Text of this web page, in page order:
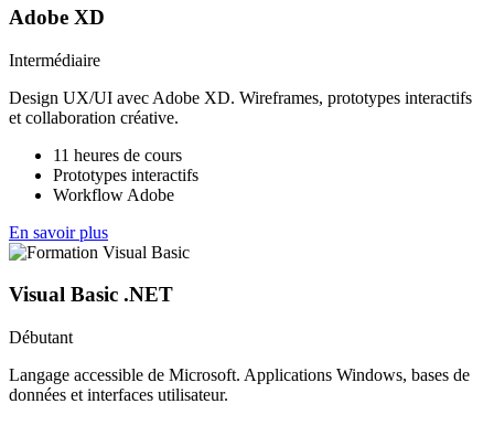
Adobe XD
Intermédiaire
Design UX/UI avec Adobe XD. Wireframes, prototypes interactifs
et collaboration créative.
11 heures de cours
Prototypes interactifs
Workflow Adobe
En savoir plus
Visual Basic .NET
Débutant
Langage accessible de Microsoft. Applications Windows, bases de
données et interfaces utilisateur.